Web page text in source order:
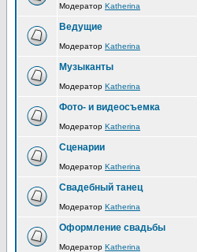
Модератор Katherina
Ведущие
Модератор Katherina
Музыканты
Модератор Katherina
Фото- и видеосъемка
Модератор Katherina
Сценарии
Модератор Katherina
Свадебный танец
Модератор Katherina
Оформление свадьбы
Модератор Katherina